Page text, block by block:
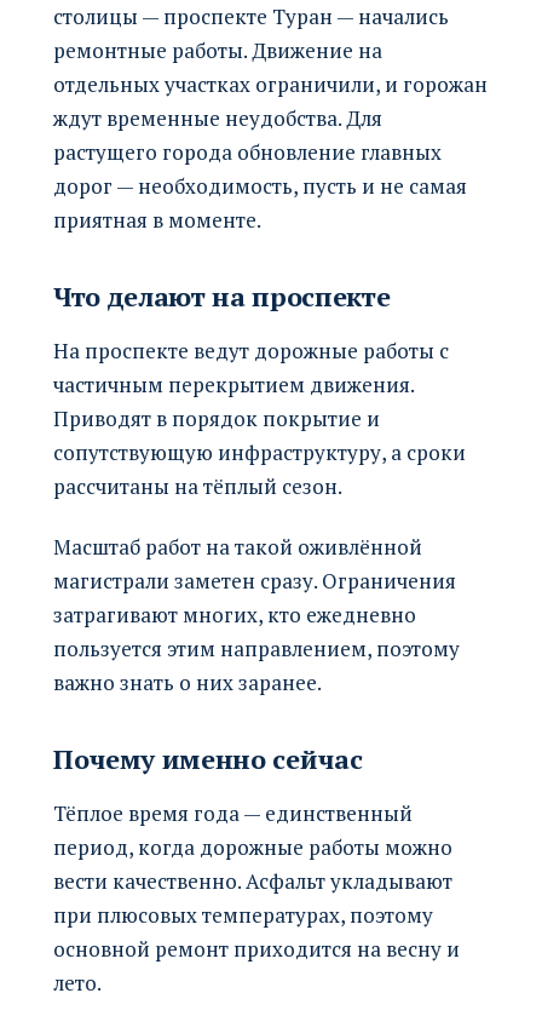
столицы — проспекте Туран — начались
ремонтные работы. Движение на
отдельных участках ограничили, и горожан
ждут временные неудобства. Для
растущего города обновление главных
дорог — необходимость, пусть и не самая
приятная в моменте.
Что делают на проспекте
На проспекте ведут дорожные работы с
частичным перекрытием движения.
Приводят в порядок покрытие и
сопутствующую инфраструктуру, а сроки
рассчитаны на тёплый сезон.
Масштаб работ на такой оживлённой
магистрали заметен сразу. Ограничения
затрагивают многих, кто ежедневно
пользуется этим направлением, поэтому
важно знать о них заранее.
Почему именно сейчас
Тёплое время года — единственный
период, когда дорожные работы можно
вести качественно. Асфальт укладывают
при плюсовых температурах, поэтому
основной ремонт приходится на весну и
лето.